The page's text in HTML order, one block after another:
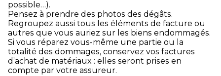
possible…).
Pensez à prendre des photos des dégâts.
Regroupez aussi tous les éléments de facture ou
autres que vous auriez sur les biens endommagés.
Si vous réparez vous-même une partie ou la
totalité des dommages, conservez vos factures
d’achat de matériaux : elles seront prises en
compte par votre assureur.